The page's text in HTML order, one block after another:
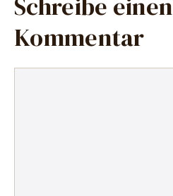
Schreibe einen
Kommentar